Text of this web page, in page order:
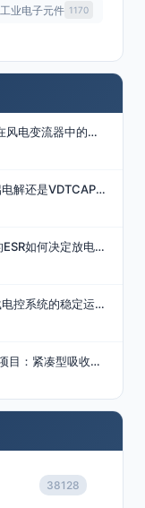
工业电子元件 1170
60KV脉冲电容选型：VDTCAP与PEH169在风电变流器中的真实适配边界
储能系统高压驱动板电容选型对比：并联铝电解还是VDTCAP水冷薄膜？
碎石机瞬间释放3500A脉冲，大电流电容的ESR如何决定放电成败？
如何选择合适的陶瓷电容，确保充电桩车载电控系统的稳定运行？
把 MP80CV824 装进机柜空间受限的改造项目：紧凑型吸收电容的三个落地细节
38128